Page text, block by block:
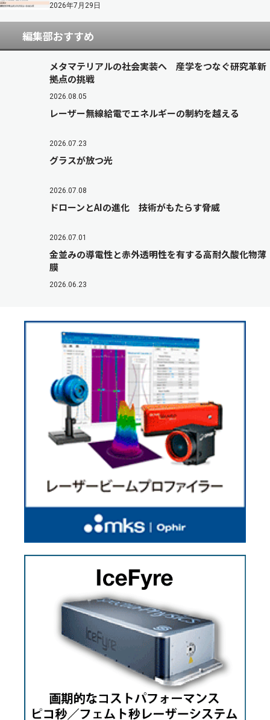
2026年7月29日
編集部おすすめ
メタマテリアルの社会実装へ 産学をつなぐ研究革新
拠点の挑戦
2026.08.05
レーザー無線給電でエネルギーの制約を越える
2026.07.23
グラスが放つ光
2026.07.08
ドローンとAIの進化 技術がもたらす脅威
2026.07.01
金並みの導電性と赤外透明性を有する高耐久酸化物薄
膜
2026.06.23